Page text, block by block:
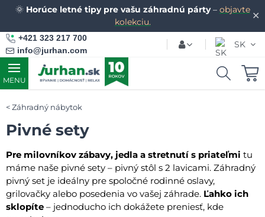
✕
🌞 Horúce letné tipy pre vašu záhradnú párty– objavte
kolekciu.
+421 323 217 700
info@jurhan.com
SK
MENU
Záhradný nábytok
Pivné sety
Pre milovníkov zábavy, jedla a stretnutí s priateľmi tu
máme naše pivné sety – pivný stôl s 2 lavicami. Záhradný
pivný set je ideálny pre spoločné rodinné oslavy,
grilovačky alebo posedenia vo vašej záhrade. Ľahko ich
sklopíte – jednoducho ich dokážete preniesť, kde